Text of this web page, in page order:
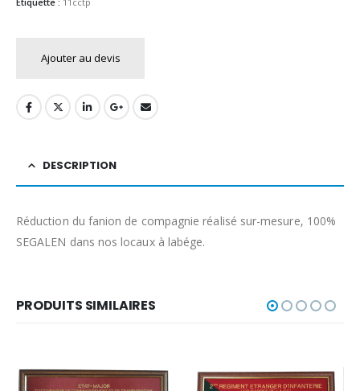
Ajouter au devis
DESCRIPTION
Réduction du fanion de compagnie réalisé sur-mesure, 100%
SEGALEN dans nos locaux à labége.
PRODUITS SIMILAIRES